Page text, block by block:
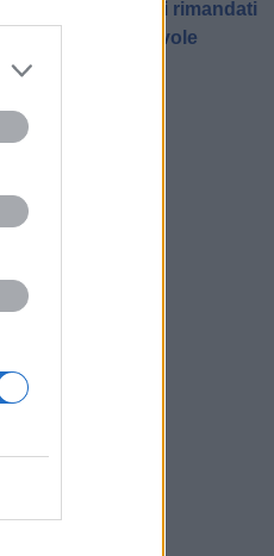
promossi e i rimandati
dell'amichevole